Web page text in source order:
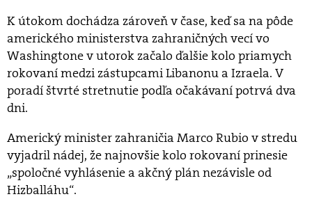
K útokom dochádza zároveň v čase, keď sa na pôde
amerického ministerstva zahraničných vecí vo
Washingtone v utorok začalo ďalšie kolo priamych
rokovaní medzi zástupcami Libanonu a Izraela. V
poradí štvrté stretnutie podľa očakávaní potrvá dva
dni.
Americký minister zahraničia Marco Rubio v stredu
vyjadril nádej, že najnovšie kolo rokovaní prinesie
„spoločné vyhlásenie a akčný plán nezávisle od
Hizballáhu“.